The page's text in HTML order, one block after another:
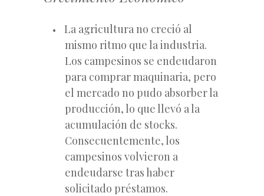
La agricultura no creció al
mismo ritmo que la industria.
Los campesinos se endeudaron
para comprar maquinaria, pero
el mercado no pudo absorber la
producción, lo que llevó a la
acumulación de stocks.
Consecuentemente, los
campesinos volvieron a
endeudarse tras haber
solicitado préstamos.